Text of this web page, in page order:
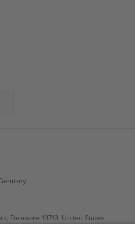
Delaware 19713, United States